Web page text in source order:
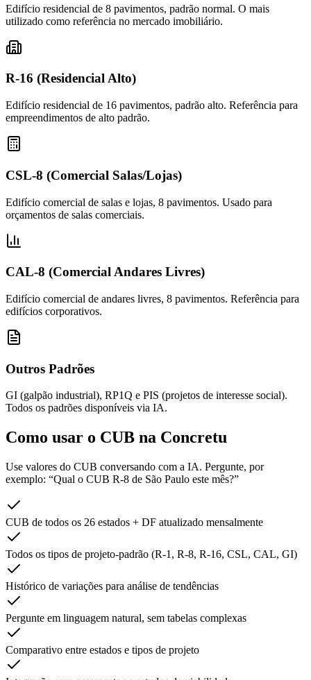
Edifício residencial de 8 pavimentos, padrão normal. O mais
utilizado como referência no mercado imobiliário.
R-16 (Residencial Alto)
Edifício residencial de 16 pavimentos, padrão alto. Referência para
empreendimentos de alto padrão.
CSL-8 (Comercial Salas/Lojas)
Edifício comercial de salas e lojas, 8 pavimentos. Usado para
orçamentos de salas comerciais.
CAL-8 (Comercial Andares Livres)
Edifício comercial de andares livres, 8 pavimentos. Referência para
edifícios corporativos.
Outros Padrões
GI (galpão industrial), RP1Q e PIS (projetos de interesse social).
Todos os padrões disponíveis via IA.
Como usar o CUB na Concretu
Use valores do CUB conversando com a IA. Pergunte, por
exemplo: “Qual o CUB R-8 de São Paulo este mês?”
CUB de todos os 26 estados + DF atualizado mensalmente
Todos os tipos de projeto-padrão (R-1, R-8, R-16, CSL, CAL, GI)
Histórico de variações para análise de tendências
Pergunte em linguagem natural, sem tabelas complexas
Comparativo entre estados e tipos de projeto